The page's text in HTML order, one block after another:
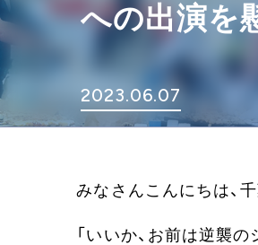
への出演を
2023.06.07
みなさんこんにちは、
「いいか、お前は逆襲